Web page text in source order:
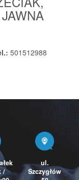
501512988
/
ul.
Szczygłów